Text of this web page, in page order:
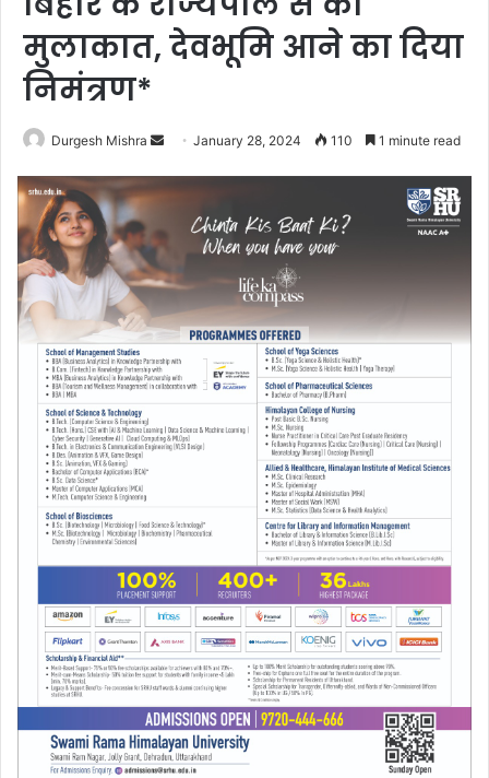
मुलाकात, देवभूमि आने का दिया
निमंत्रण*
Durgesh Mishra
Send
email
January 28, 2024 110 1 minute read